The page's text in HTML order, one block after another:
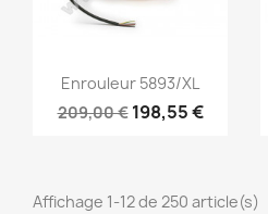
Aperçu rapide
Enrouleur 5893/XL
209,00 € 198,55 €
Affichage 1-12 de 250 article(s)